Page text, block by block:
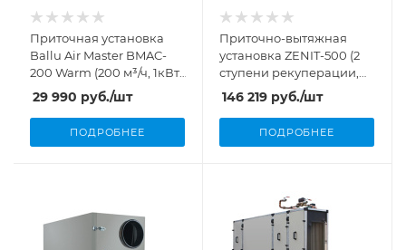
Приточная установка
Ballu Air Master BMAC-
200 Warm (200 м³/ч, 1кВт,
4,7А)
29 990 руб./шт
ПОДРОБНЕЕ
Приточно-вытяжная
установка ZENIT-500 (2
ступени рекуперации,
500 м³/ч, 1,87 кВт)
146 219 руб./шт
ПОДРОБНЕЕ